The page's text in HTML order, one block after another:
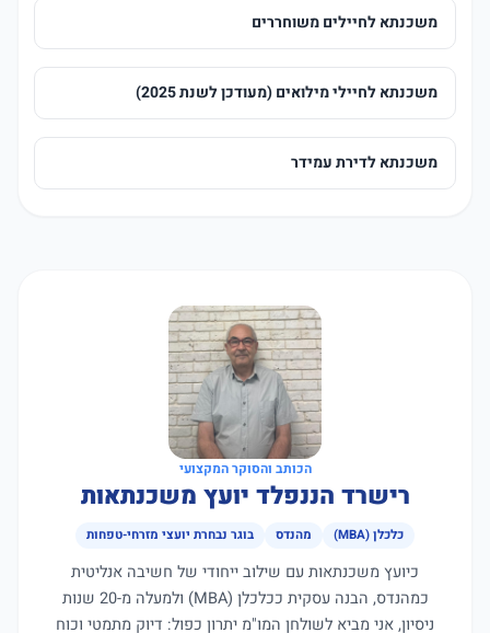
משכנתא לחיילים משוחררים
משכנתא לחיילי מילואים (מעודכן לשנת 2025)
משכנתא לדירת עמידר
הכותב והסוקר המקצועי
רישרד הננפלד יועץ משכנתאות
כלכלן (MBA) מהנדס בוגר נבחרת יועצי מזרחי-טפחות
כיועץ משכנתאות עם שילוב ייחודי של חשיבה אנליטית
כמהנדס, הבנה עסקית ככלכלן (MBA) ולמעלה מ-20 שנות
ניסיון, אני מביא לשולחן המו"מ יתרון כפול: דיוק מתמטי וכוח